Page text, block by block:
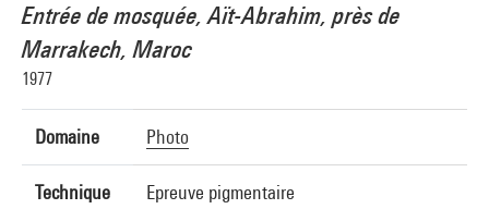
Entrée de mosquée, Aït-Abrahim, près de
Marrakech, Maroc
1977
Domaine Photo
Technique Epreuve pigmentaire